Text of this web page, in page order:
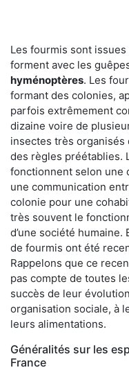
Les fourmis sont
forment avec les
hyménoptères. Les
formant des colonies,
parfois extrêmement
dizaine voire de
insectes très
des règles préétablies.
fonctionnent selon une
une communication
colonie pour une
très souvent le
d’une société humaine.
de fourmis ont été
Rappelons que ce
pas compte de toutes
succès de leur
organisation sociale, à
leurs alimentations.
Généralités sur les
France